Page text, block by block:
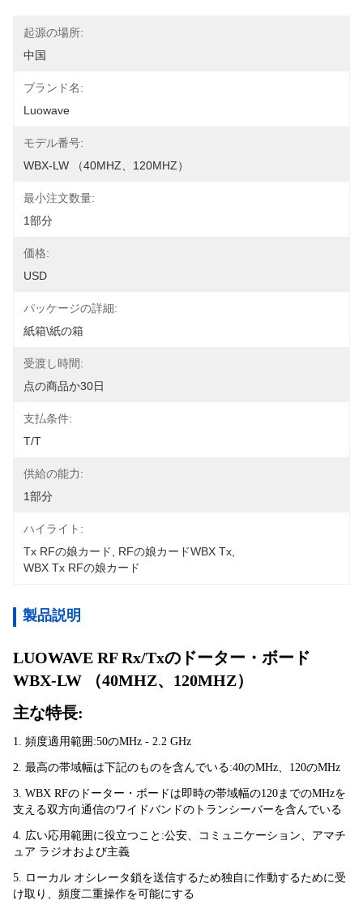
起源の場所:
中国
ブランド名:
Luowave
モデル番号:
WBX-LW （40MHZ、120MHZ）
最小注文数量:
1部分
価格:
USD
パッケージの詳細:
紙箱\紙の箱
受渡し時間:
点の商品か30日
支払条件:
T/T
供給の能力:
1部分
ハイライト:
Tx RFの娘カード
RFの娘カードWBX Tx
WBX Tx RFの娘カード
製品説明
LUOWAVE RF Rx/Txのドーター・ボード
WBX-LW （40MHZ、120MHZ）
主な特長:
1. 頻度適用範囲:50のMHz - 2.2 GHz
2. 最高の帯域幅は下記のものを含んでいる:40のMHz、120のMHz
3. WBX RFのドーター・ボードは即時の帯域幅の120までのMHzを
支える双方向通信のワイドバンドのトランシーバーを含んでいる
4. 広い応用範囲に役立つこと:公安、コミュニケーション、アマチ
ュア ラジオおよび主義
5. ローカル オシレータ鎖を送信するため独自に作動するために受
け取り、頻度二重操作を可能にする